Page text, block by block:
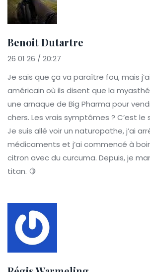
Benoit Dutartre
26 01 26 / 20:27
Je sais que ça va paraître fou, mais
américain où ils disent que la
une arnaque de Big Pharma pour
chers. Les vrais symptômes ? C’est le
Je suis allé voir un naturopathe, j’ai
médicaments et j’ai commencé à
citron avec du curcuma. Depuis, je
titan. 🍋